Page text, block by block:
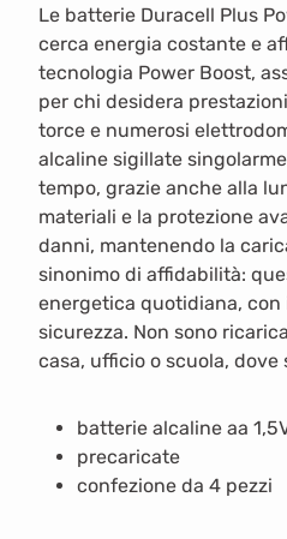
Le batterie Duracell Plus
cerca energia costante e
tecnologia Power Boost,
per chi desidera
torce e numerosi
alcaline sigillate
tempo, grazie anche alla
materiali e la protezione
danni, mantenendo la
sinonimo di affidabilità:
energetica quotidiana,
sicurezza. Non sono
casa, ufficio o scuola,
batterie alcaline aa
precaricate
confezione da 4 pezzi